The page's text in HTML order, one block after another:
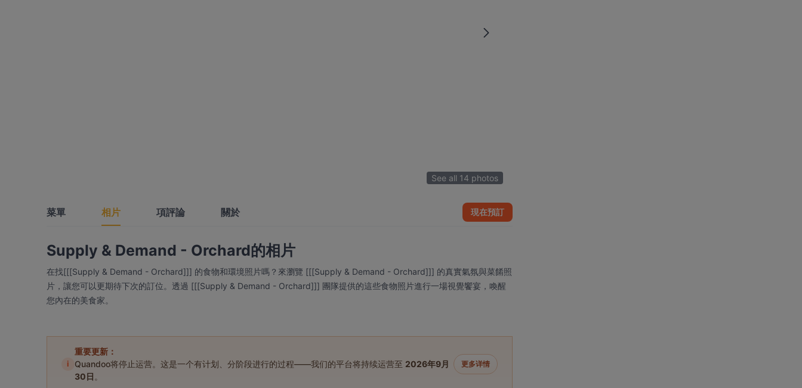
See all 14 photos
菜單 相片 項評論 關於 現在預訂
Supply & Demand - Orchard的相片
在找[[[Supply & Demand - Orchard]]] 的食物和環境照片嗎？來瀏覽 [[[Supply & Demand - Orchard]]] 的真實氣氛與菜餚照
片，讓您可以更期待下次的訂位。透過 [[[Supply & Demand - Orchard]]] 團隊提供的這些食物照片進行一場視覺饗宴，喚醒
您內在的美食家。
i
重要更新：
Quandoo将停止运营。这是一个有计划、分阶段进行的过程——我们的平台将持续运营至 2026年9月
30日 。
更多详情